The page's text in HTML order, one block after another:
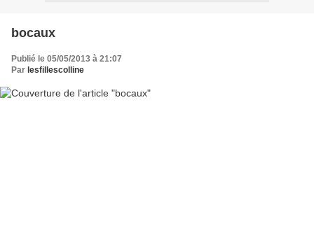
bocaux
Publié le 05/05/2013 à 21:07
Par lesfillescolline